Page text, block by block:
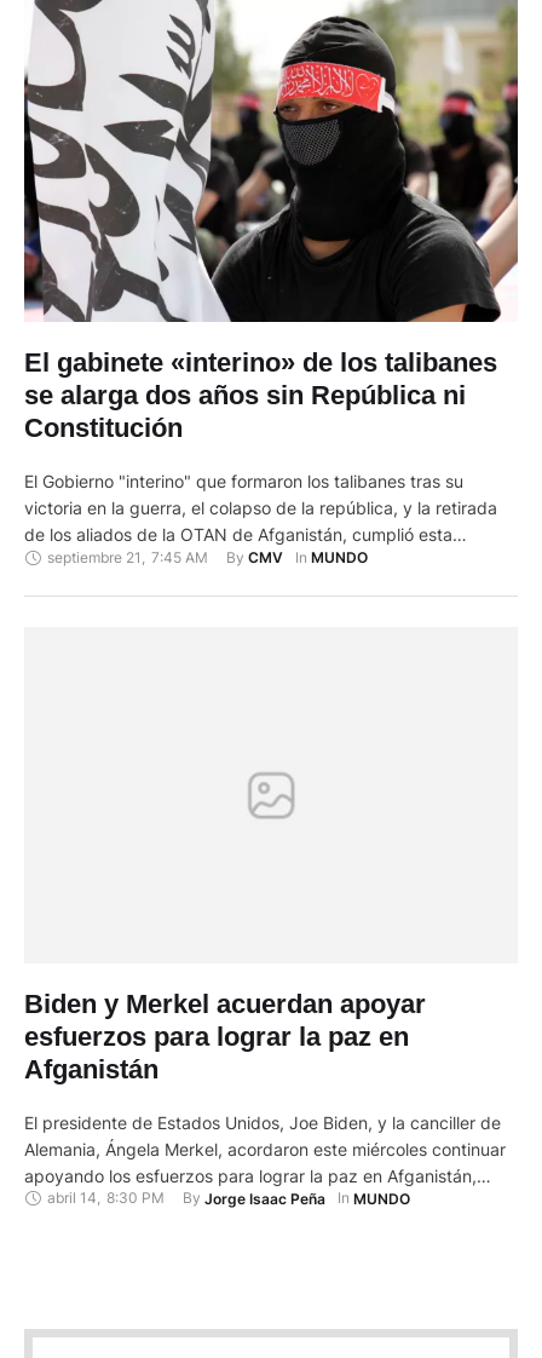
El gabinete «interino» de los talibanes
se alarga dos años sin República ni
Constitución
El Gobierno "interino" que formaron los talibanes tras su
victoria en la guerra, el colapso de la república, y la retirada
de los aliados de la OTAN de Afganistán, cumplió esta
semana dos años sin pistas de que estén por lograr una
septiembre 21 7:45 AM By CMV In MUNDO
Biden y Merkel acuerdan apoyar
esfuerzos para lograr la paz en
Afganistán
El presidente de Estados Unidos, Joe Biden, y la canciller de
Alemania, Ángela Merkel, acordaron este miércoles continuar
apoyando los esfuerzos para lograr la paz en Afganistán,
después de que el líder demócrata anunció el retiro en
abril 14, 8:30 PM By Jorge Isaac Peña In MUNDO